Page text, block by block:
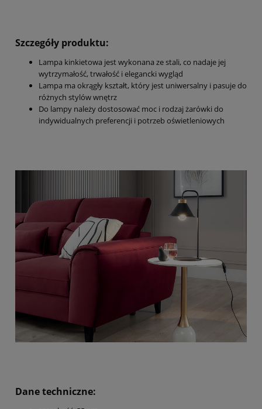
Szczegóły produktu:
Lampa kinkietowa jest wykonana ze stali, co nadaje jej
wytrzymałość, trwałość i elegancki wygląd
Lampa ma okrągły kształt, który jest uniwersalny i pasuje do
różnych stylów wnętrz
Do lampy należy dostosować moc i rodzaj żarówki do
indywidualnych preferencji i potrzeb oświetleniowych
Dane techniczne: